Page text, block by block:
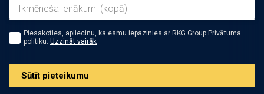
Piesakoties, apliecinu, ka esmu iepazinies ar RKG Group Privātuma
politiku. Uzzināt vairāk
Sūtīt pieteikumu